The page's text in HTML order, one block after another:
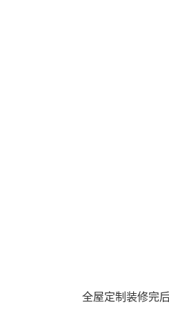
全屋定制装修完后